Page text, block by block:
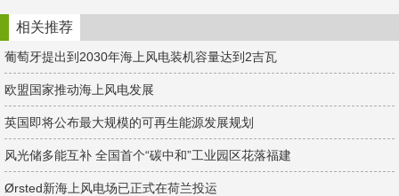
t
e
b
o
d
n
相关推荐
葡萄牙提出到2030年海上风电装机容量达到2吉瓦
欧盟国家推动海上风电发展
英国即将公布最大规模的可再生能源发展规划
风光储多能互补 全国首个“碳中和”工业园区花落福建
Ørsted新海上风电场已正式在荷兰投运